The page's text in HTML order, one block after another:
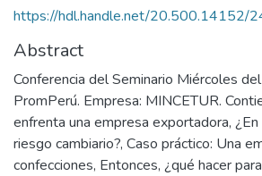
https://hdl.handle.net/20.500.14152/
Abstract
Conferencia del Seminario Miércoles
PromPerú. Empresa: MINCETUR.
enfrenta una empresa exportadora,
riesgo cambiario?, Caso práctico: Una
confecciones, Entonces, ¿qué hacer